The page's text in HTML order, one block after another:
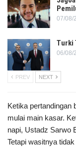
07/08/
Turki
06/08/
PREV NEXT
Ketika pertandingan
mulai main kasar.
napi, Ustadz Sarwo
Tetapi wasitnya